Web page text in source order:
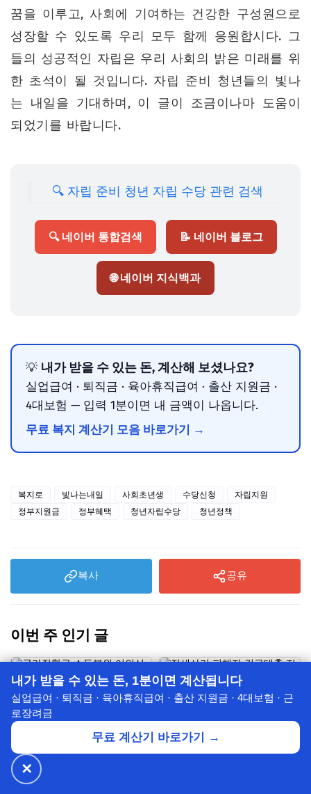
꿈을 이루고, 사회에 기여하는 건강한 구성원으로
성장할 수 있도록 우리 모두 함께 응원합시다. 그
들의 성공적인 자립은 우리 사회의 밝은 미래를 위
한 초석이 될 것입니다. 자립 준비 청년들의 빛나
는 내일을 기대하며, 이 글이 조금이나마 도움이
되었기를 바랍니다.
🔍 자립 준비 청년 자립 수당 관련 검색
🔍 네이버 통합검색 📝 네이버 블로그
🌐 네이버 지식백과
💡 내가 받을 수 있는 돈, 계산해 보셨나요?
실업급여 · 퇴직금 · 육아휴직급여 · 출산 지원금 ·
4대보험 — 입력 1분이면 내 금액이 나옵니다.
무료 복지 계산기 모음 바로가기 →
복지로 빛나는내일 사회초년생 수당신청
자립지원
정부지원금
정부혜택 청년자립수당 청년정책
복사 공유
이번 주 인기 글
국가장학금 소득분위 이의신청 하
는법과 재산정 신청 절차, 필요서류
내가 받을 수 있는 돈, 1분이면 계산됩니다
실업급여 · 퇴직금 · 육아휴직급여 · 출산 지원금 · 4대보험 · 근
로장려금
무료 계산기 바로가기 →
✕
🔥 넷플릭스·디즈니+
⭐ 7년의 신뢰